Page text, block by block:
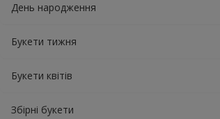
День народження
Букети тижня
Букети квітів
Збірні букети